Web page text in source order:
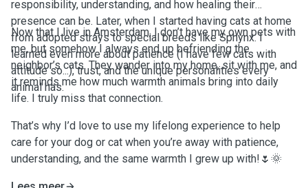
responsibility, understanding, and how healing their
presence can be. Later, when I started having cats at home
from adopted strays to special breeds like Sphynx. I
learned even more about patience (I have few cats with
attitude so...), trust, and the unique personalities every
animal has.
Now that I live in Amsterdam, I don’t have my own pets with
me, but somehow I always end up befriending the
neighbor’s cats. They wander into my home, sit with me, and
it reminds me how much warmth animals bring into daily
life. I truly miss that connection.
That’s why I’d love to use my lifelong experience to help
care for your dog or cat when you’re away with patience,
understanding, and the same warmth I grew up with!🌷🌞